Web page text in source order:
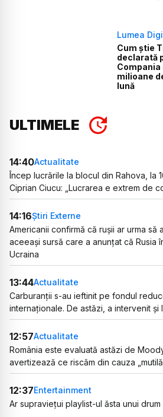
Lumea
Cum știe
declarată
Compania
milioane
lună
ULTIMELE
14:40Actualitate
Încep lucrările la blocul din Rahova, la
Ciprian Ciucu: „Lucrarea e extrem de
14:16Știri Externe
Americanii confirmă că rușii ar urma să
aceeași sursă care a anunțat că Rusia
Ucraina
13:44Actualitate
Carburanții s-au ieftinit pe fondul
internaționale. De astăzi, a intervenit și
12:57Actualitate
România este evaluată astăzi de
avertizează ce riscăm din cauza
12:37Entertainment
Ar supraviețui playlist-ul ăsta unui drum